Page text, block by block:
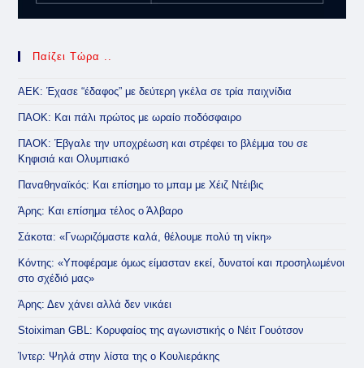
Παίζει Τώρα ..
ΑΕΚ: Έχασε “έδαφος” με δεύτερη γκέλα σε τρία παιχνίδια
ΠΑΟΚ: Και πάλι πρώτος με ωραίο ποδόσφαιρο
ΠΑΟΚ: Έβγαλε την υποχρέωση και στρέφει το βλέμμα του σε
Κηφισιά και Ολυμπιακό
Παναθηναϊκός: Και επίσημο το μπαμ με Χέιζ Ντέιβις
Άρης: Και επίσημα τέλος ο Άλβαρο
Σάκοτα: «Γνωριζόμαστε καλά, θέλουμε πολύ τη νίκη»
Κόντης: «Υποφέραμε όμως είμασταν εκεί, δυνατοί και προσηλωμένοι
στο σχέδιό μας»
Άρης: Δεν χάνει αλλά δεν νικάει
Stoiximan GBL: Κορυφαίος της αγωνιστικής ο Νέιτ Γουότσον
Ίντερ: Ψηλά στην λίστα της ο Κουλιεράκης